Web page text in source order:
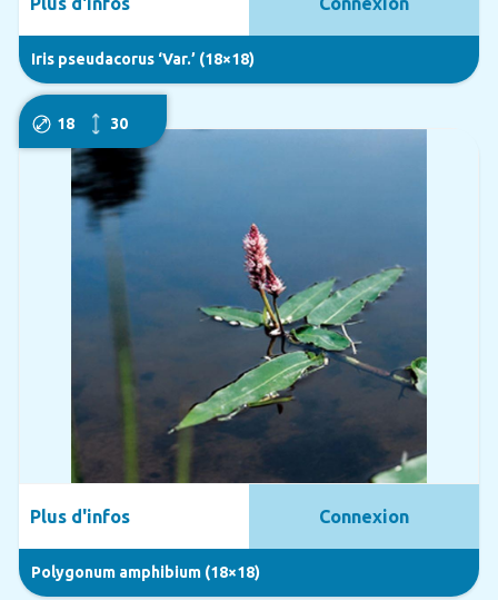
Iris pseudacorus ‘Var.’ (18×18)
18 30
Polygonum amphibium (18×18)
Plus d'infos Connexion